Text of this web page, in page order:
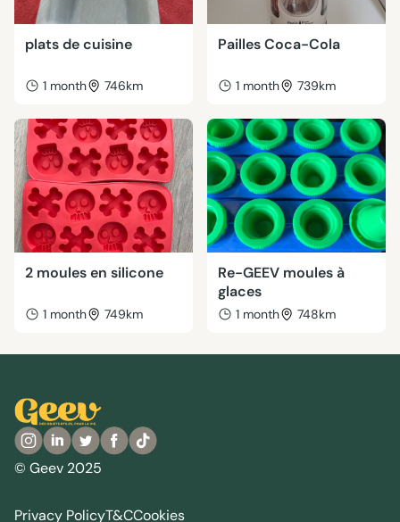
plats de cuisine
1 month 746km
Pailles Coca-Cola
1 month 739km
2 moules en silicone
1 month 749km
Re-GEEV moules à
glaces
1 month 748km
© Geev 2025
Privacy PolicyT&CCookies